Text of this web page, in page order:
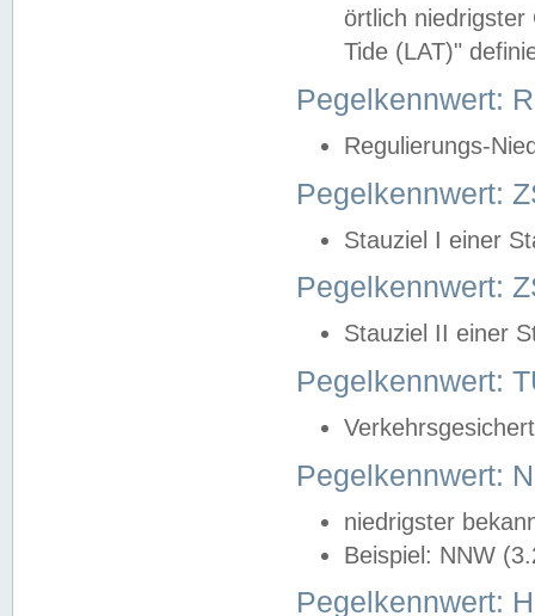
örtlich
Tide (LAT)"
Pegelkennwert:
Regulierungs-
Pegelkennwert:
Stauziel I einer
Pegelkennwert:
Stauziel II einer
Pegelkennwert:
Pegelkennwert:
niedrigster
Beispiel: NNW
Pegelkennwert: